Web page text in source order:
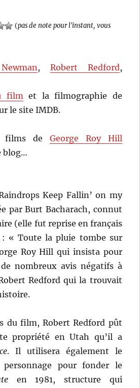
(pas de note pour l'instant, vous
, Robert Redford,
filmet la filmographie de
le site IMDB.
films de George Roy Hill
blog…
Keep Fallin’ on my
par Burt Bacharach, connut
(elle fut reprise en français
: « Toute la pluie tombe sur
Roy Hill qui insista pour
nombreux avis négatifs à
Redford qui la trouvait
du film, Robert Redford pût
propriété en Utah qu’il a
. Il utilisera également le
pour fonder le
en 1981, structure qui